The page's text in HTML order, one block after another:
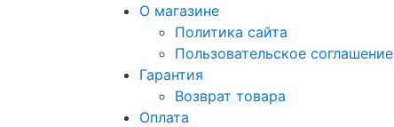
О магазине
Политика сайта
Пользовательское соглашение
Гарантия
Возврат товара
Оплата